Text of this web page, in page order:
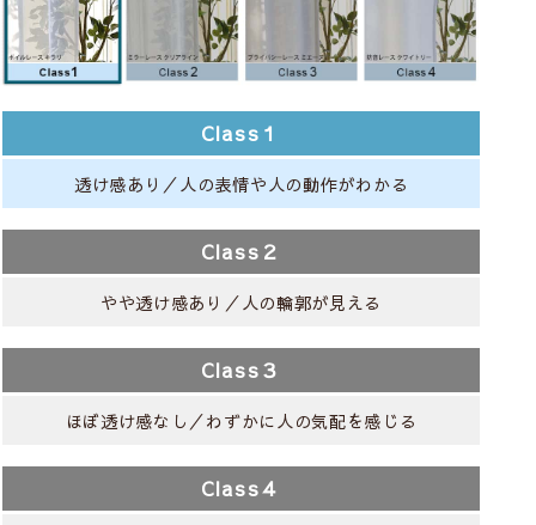
Class１
透け感あり／人の表情や人の動作がわかる
Class２
やや透け感あり／人の輪郭が見える
Class３
ほぼ透け感なし／わずかに人の気配を感じる
Class４